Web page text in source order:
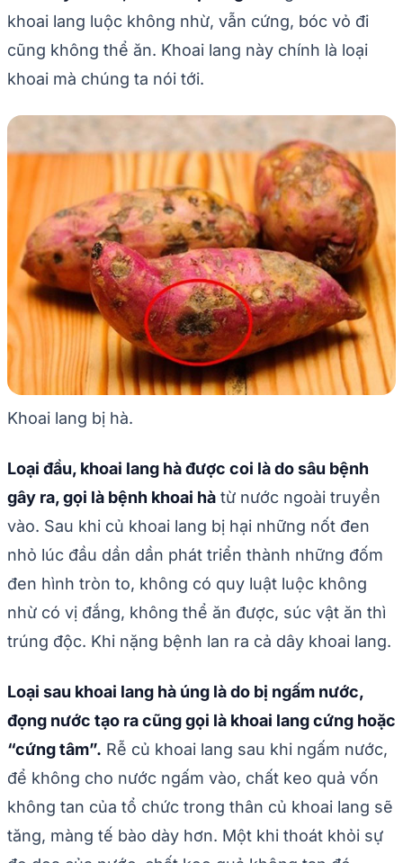
khoai lang luộc không nhừ, vẫn cứng, bóc vỏ đi
cũng không thể ăn. Khoai lang này chính là loại
khoai mà chúng ta nói tới.
Khoai lang bị hà.
Loại đầu, khoai lang hà được coi là do sâu bệnh
gây ra, gọi là bệnh khoai hà từ nước ngoài truyền
vào. Sau khi củ khoai lang bị hại những nốt đen
nhỏ lúc đầu dần dần phát triển thành những đốm
đen hình tròn to, không có quy luật luộc không
nhừ có vị đắng, không thể ăn được, súc vật ăn thì
trúng độc. Khi nặng bệnh lan ra cả dây khoai lang.
Loại sau khoai lang hà úng là do bị ngấm nước,
đọng nước tạo ra cũng gọi là khoai lang cứng hoặc
“cứng tâm”. Rễ củ khoai lang sau khi ngấm nước,
để không cho nước ngấm vào, chất keo quả vốn
không tan của tổ chức trong thân củ khoai lang sẽ
tăng, màng tế bào dày hơn. Một khi thoát khỏi sự